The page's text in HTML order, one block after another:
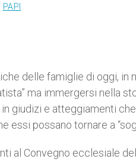
PAPI
delle famiglie di oggi,
ma immergersi nella
in giudizi e atteggiamenti
essi possano tornare a
al Convegno ecclesiale